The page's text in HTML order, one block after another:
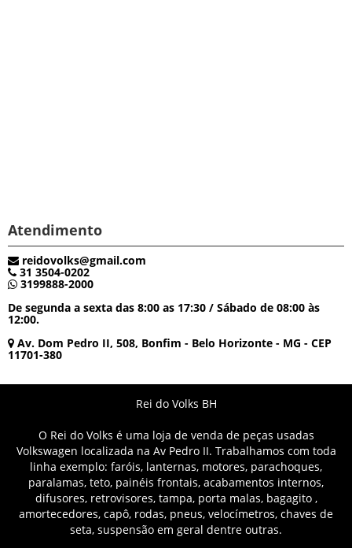
Atendimento
reidovolks@gmail.com
31 3504-0202
3199888-2000
De segunda a sexta das 8:00 as 17:30 / Sábado de 08:00 às
12:00.
Av. Dom Pedro II, 508, Bonfim - Belo Horizonte - MG - CEP
11701-380
Rei do Volks BH
O Rei do Volks é uma loja de venda de peças usadas
Volkswagen localizada na Av Pedro II. Trabalhamos com toda
linha exemplo: faróis, lanternas, motores, parachoques,
paralamas, teto, painéis frontais, acabamentos internos,
difusores, retrovisores, tampa, porta malas, bagagito ,
amortecedores, capô, rodas, pneus, velocímetros, chaves de
seta, suspensão em geral dentre outras.